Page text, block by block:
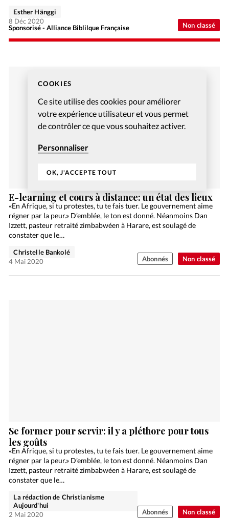
COOKIES
Ce site utilise des cookies pour améliorer
votre expérience utilisateur et vous permet
de contrôler ce que vous souhaitez activer.
Personnaliser
OK, J'ACCEPTE TOUT
Non classé
Sponsorisé - Alliance Biblilque Française
Esther Hänggi
8 Déc 2020
Non classé
E-learning et cours à distance: un état des lieux
«En Afrique, si tu protestes, tu te fais tuer. Le gouvernement aime
régner par la peur.» D’emblée, le ton est donné. Néanmoins Dan
Izzett, pasteur retraité zimbabwéen à Harare, est soulagé de
constater que le…
Christelle Bankolé
4 Mai 2020
Abonnés
Non classé
Se former pour servir: il y a pléthore pour tous
les goûts
«En Afrique, si tu protestes, tu te fais tuer. Le gouvernement aime
régner par la peur.» D’emblée, le ton est donné. Néanmoins Dan
Izzett, pasteur retraité zimbabwéen à Harare, est soulagé de
constater que le…
La rédaction de Christianisme
Aujourd'hui
2 Mai 2020
Abonnés